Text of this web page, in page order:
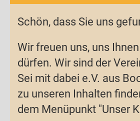
Schön, dass Sie uns
Wir freuen uns, uns
dürfen. Wir sind der
Sei mit dabei e.V. aus
zu unseren Inhalten
dem Menüpunkt "Unser